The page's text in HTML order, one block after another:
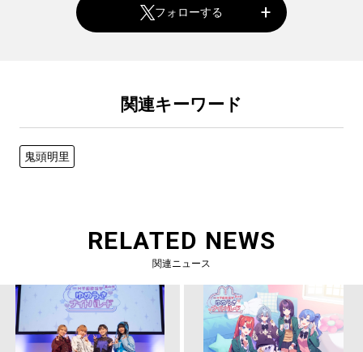
フォローする
関連キーワード
鬼頭明里
RELATED NEWS
関連ニュース